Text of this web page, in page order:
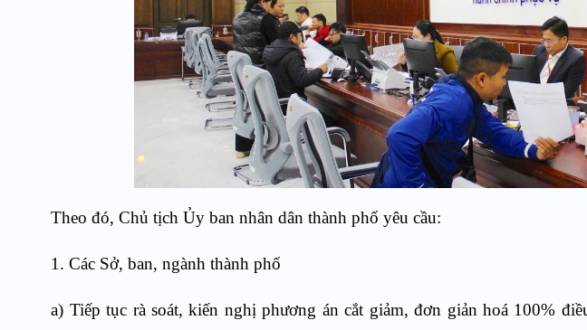
Theo đó, Chủ tịch Ủy ban nhân dân thành phố yêu cầu:
1. Các Sở, ban, ngành thành phố
a) Tiếp tục rà soát, kiến nghị phương án cắt giảm, đơn giản hoá 100%